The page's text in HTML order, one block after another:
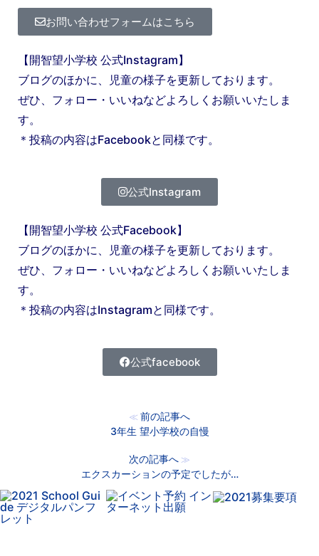
お問い合わせフォームはこちら
【開智望小学校 公式Instagram】
ブログのほかに、児童の様子を更新しております。
ぜひ、フォロー・いいねなどよろしくお願いいたしま
す。
＊投稿の内容はFacebookと同様です。
公式Instagram
【開智望小学校 公式Facebook】
ブログのほかに、児童の様子を更新しております。
ぜひ、フォロー・いいねなどよろしくお願いいたしま
す。
＊投稿の内容はInstagramと同様です。
公式facebook
≪ 前の記事へ
3年生 望小学校の自慢
次の記事へ ≫
エクスカーションの予定でしたが…